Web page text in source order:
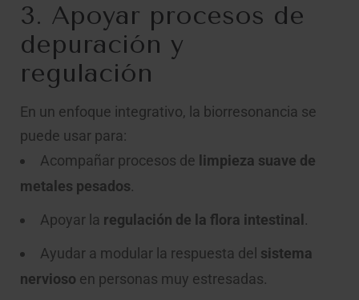
3. Apoyar procesos de
depuración y
regulación
En un enfoque integrativo, la biorresonancia se
puede usar para:
Acompañar procesos de limpieza suave de
metales pesados.
Apoyar la regulación de la flora intestinal .
Ayudar a modular la respuesta del sistema
nervioso en personas muy estresadas.